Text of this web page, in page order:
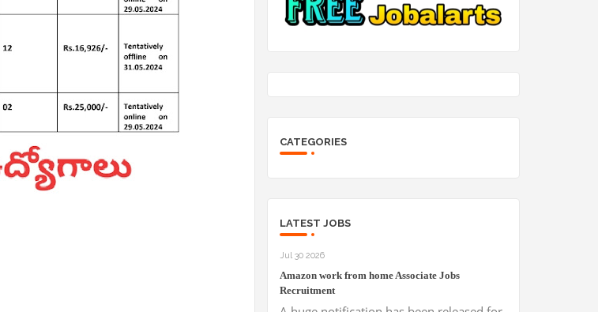
CATEGORIES
LATEST JOBS
Jul 30 2026
Amazon work from home Associate Jobs
Recruitment